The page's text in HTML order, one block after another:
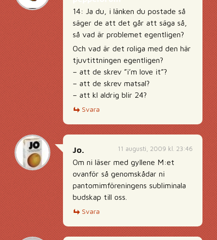
14: Ja du, i länken du postade så
säger de att det går att säga så,
så vad är problemet egentligen?
Och vad är det roliga med den här
tjuvtittningen egentligen?
– att de skrev ”i’m love it”?
– att de skrev matsal?
– att kl aldrig blir 24?
Svara
11 augusti, 2009 kl. 23:46
Jo.
Om ni läser med gyllene M:et
ovanför så genomskådar ni
pantomimföreningens subliminala
budskap till oss.
Svara